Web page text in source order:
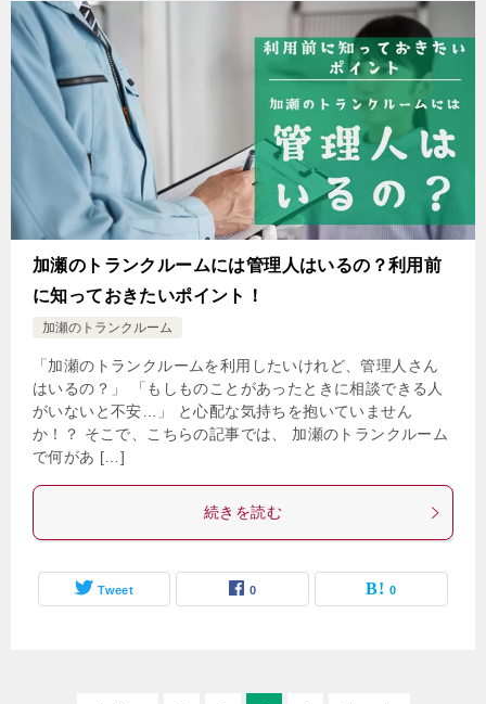
加瀬のトランクルームには管理人はいるの？利用前
に知っておきたいポイント！
加瀬のトランクルーム
「加瀬のトランクルームを利用したいけれど、管理人さん
はいるの？」 「もしものことがあったときに相談できる人
がいないと不安…」 と心配な気持ちを抱いていません
か！？ そこで、こちらの記事では、 加瀬のトランクルーム
で何があ […]
続きを読む
Tweet 0 0